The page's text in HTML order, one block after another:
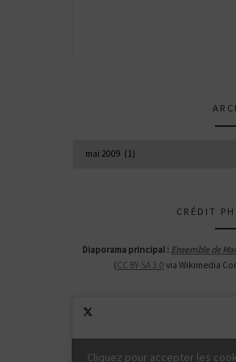
CRÉDIT
Diaporama principal : Ensemble de
(CC BY-SA 3.0 via Wikimedia
Cliquez pour accepter les